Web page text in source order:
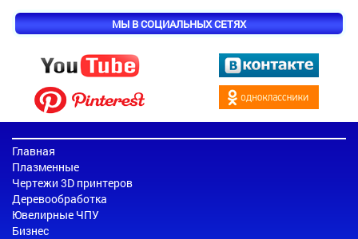
МЫ В СОЦИАЛЬНЫХ СЕТЯХ
Главная
Плазменные
Чертежи 3D принтеров
Деревообработка
Ювелирные ЧПУ
Бизнес